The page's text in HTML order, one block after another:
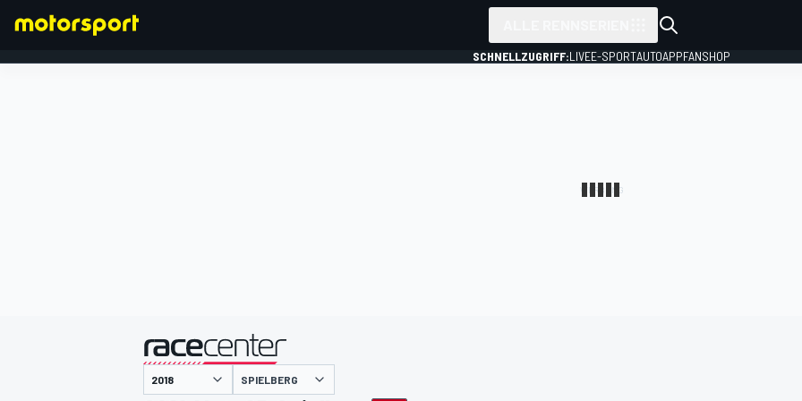
SCHNELLZUGRIFF:LIVEE-SPORTAUTOAPPFANSHOP
SPIELBERG